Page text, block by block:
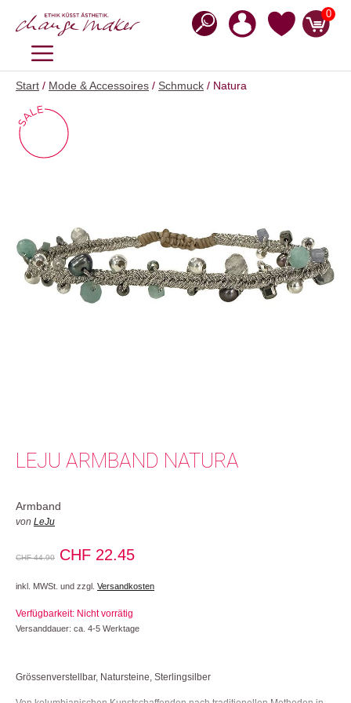
Inhalt
0
MENÜ
Start / Mode & Accessoires / Schmuck / Natura
LEJU ARMBAND NATURA
Armband
von LeJu
CHF44.90
Ursprünglicher
CHF 44.90
CHF 22.45Aktueller
CHF 22.45.
inkl. MWSt. und zzgl. Versandkosten
Verfügbarkeit: Nicht vorrätig
Versanddauer: ca. 4-5 Werktage
Grössenverstellbar, Natursteine, Sterlingsilber